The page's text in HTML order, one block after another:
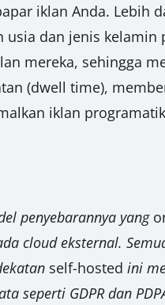
iklan Anda. Lebih
dan jenis
mereka, sehingga
(dwell time),
iklan
penyebarannya yang
cloud eksternal.
self-hosted ini
seperti GDPR dan